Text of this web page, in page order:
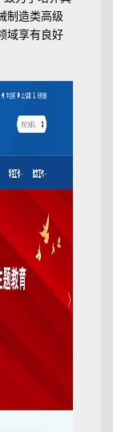
制造类高级
域享有良好